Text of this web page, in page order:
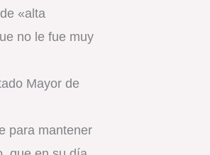
«alta
no le fue muy
Mayor de
para mantener